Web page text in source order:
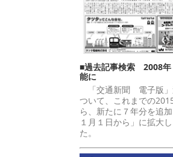
■過去記事検索 2008年
能に
「交通新聞 電子版」
ついて、これまでの
ら、新たに７年分を追
１月１日から」に拡大
た。 交通